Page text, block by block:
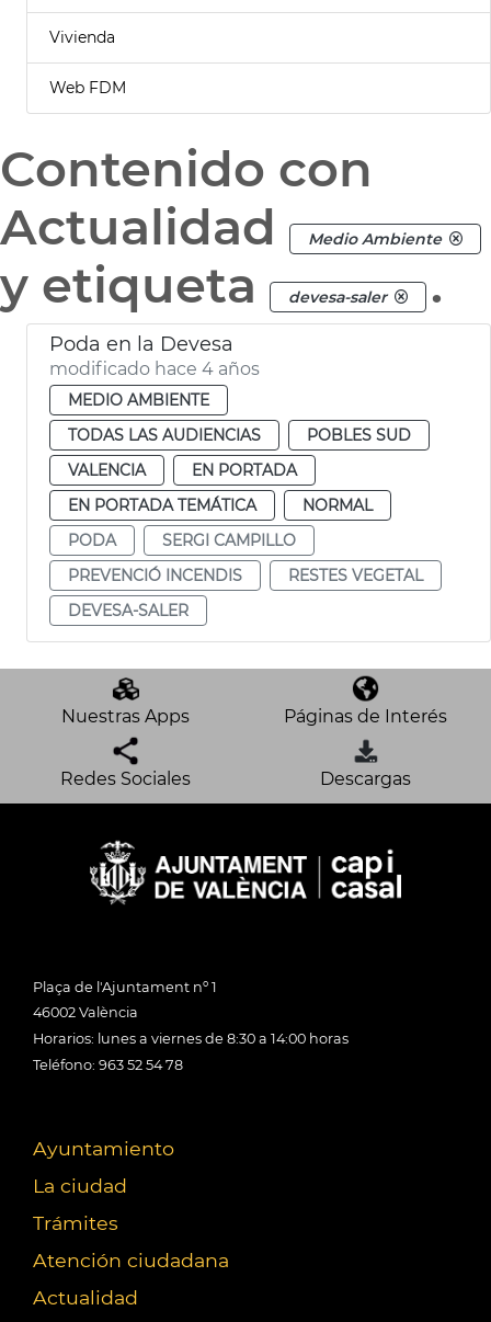
Vivienda
Web FDM
Contenido con
Actualidad
Medio Ambiente
y etiqueta devesa-saler .
Poda en la Devesa
modificado hace 4 años
MEDIO AMBIENTE
TODAS LAS AUDIENCIAS
POBLES SUD
VALENCIA
EN PORTADA
EN PORTADA TEMÁTICA
NORMAL
PODA
SERGI CAMPILLO
PREVENCIÓ INCENDIS
RESTES VEGETAL
DEVESA-SALER
Nuestras Apps Páginas de Interés
Redes Sociales Descargas
Plaça de l'Ajuntament nº 1
46002 València
Horarios: lunes a viernes de 8:30 a 14:00 horas
Teléfono: 963 52 54 78
Ayuntamiento
La ciudad
Trámites
Atención ciudadana
Actualidad